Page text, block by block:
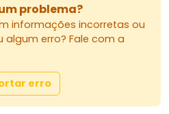
problema?
informações incorretas ou
algum erro? Fale com a
erro